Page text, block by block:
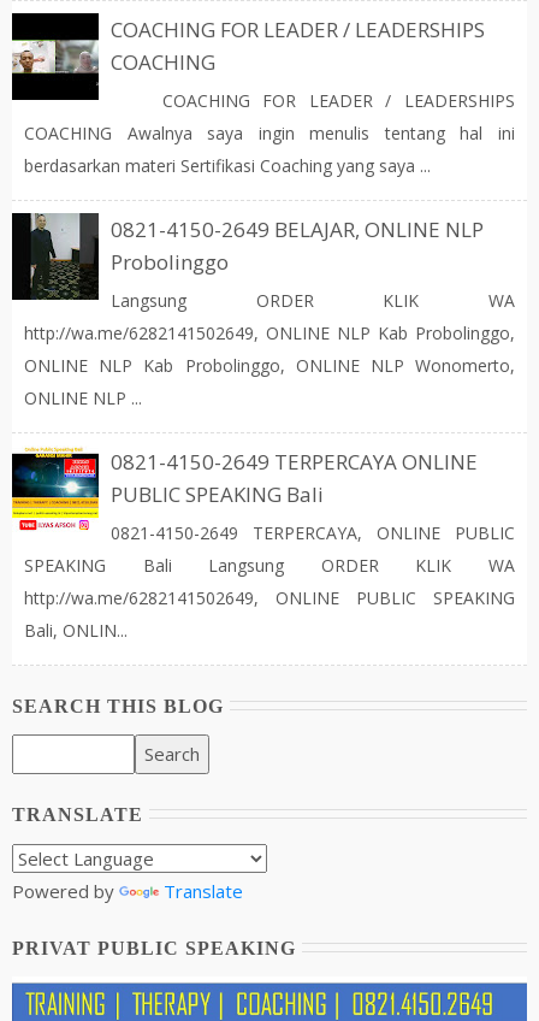
COACHING FOR LEADER / LEADERSHIPS
COACHING
COACHING FOR LEADER / LEADERSHIPS
COACHING Awalnya saya ingin menulis tentang hal ini
berdasarkan materi Sertifikasi Coaching yang saya ...
0821-4150-2649 BELAJAR, ONLINE NLP
Probolinggo
Langsung ORDER KLIK WA
http://wa.me/6282141502649, ONLINE NLP Kab Probolinggo,
ONLINE NLP Kab Probolinggo, ONLINE NLP Wonomerto,
ONLINE NLP ...
0821-4150-2649 TERPERCAYA ONLINE
PUBLIC SPEAKING Bali
0821-4150-2649 TERPERCAYA, ONLINE PUBLIC
SPEAKING Bali Langsung ORDER KLIK WA
http://wa.me/6282141502649, ONLINE PUBLIC SPEAKING
Bali, ONLIN...
SEARCH THIS BLOG
TRANSLATE
Powered by Translate
PRIVAT PUBLIC SPEAKING